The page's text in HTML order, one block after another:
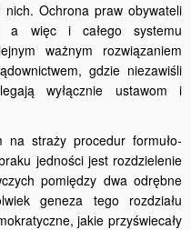
Ochrona praw obywateli
a więc i całego systemu
ważnym rozwiązaniem
gdzie niezawiśli
wyłącznie ustawom i
na straży procedur formuło­
jedności jest rozdzielenie
pomiędzy dwa odrębne
geneza tego rozdziału
jakie przyświecały